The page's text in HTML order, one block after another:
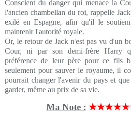
Conscient du danger qui menace la
l'ancien chambellan du roi, rappelle
exilé en Espagne, afin qu'il le
maintenir l'autorité royale.
Or, le retour de Jack n'est pas vu d'un
Cour, ni par son demi-frère Harry
préférence de leur père pour ce fils
seulement pour sauver le royaume, il
pourrait changer l'avenir du pays et
garder, même au prix de sa vie.
Ma Note :